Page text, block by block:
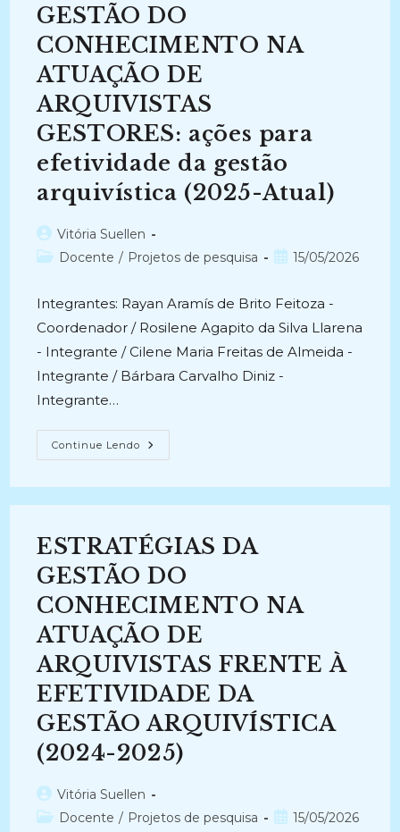
Na
Perspectiva
Da
Escrita
SI
(2012-
2015)
GESTÃO DO
CONHECIMENTO NA
ATUAÇÃO DE
ARQUIVISTAS
GESTORES: ações para
efetividade da gestão
arquivística (2025-Atual)
Autor
do
Vitória Suellen
Categoria
Docente / Projetos de pesquisa
Post15/05/2026
Integrantes: Rayan Aramís de Brito Feitoza -
Coordenador / Rosilene Agapito da Silva Llarena
- Integrante / Cilene Maria Freitas de Almeida -
Integrante / Bárbara Carvalho Diniz -
Integrante…
Continue Lendo ESTRATÉGIAS
DA
NA
DE
ARQUIVISTAS
GESTORES:
Ações
Para
Efetividade
Da
Arquivística
(2025-
Atual)
ESTRATÉGIAS DA
GESTÃO DO
CONHECIMENTO NA
ATUAÇÃO DE
ARQUIVISTAS FRENTE À
EFETIVIDADE DA
GESTÃO ARQUIVÍSTICA
(2024-2025)
Autor
do
Vitória Suellen
Categoria
Docente / Projetos de pesquisa
Post15/05/2026